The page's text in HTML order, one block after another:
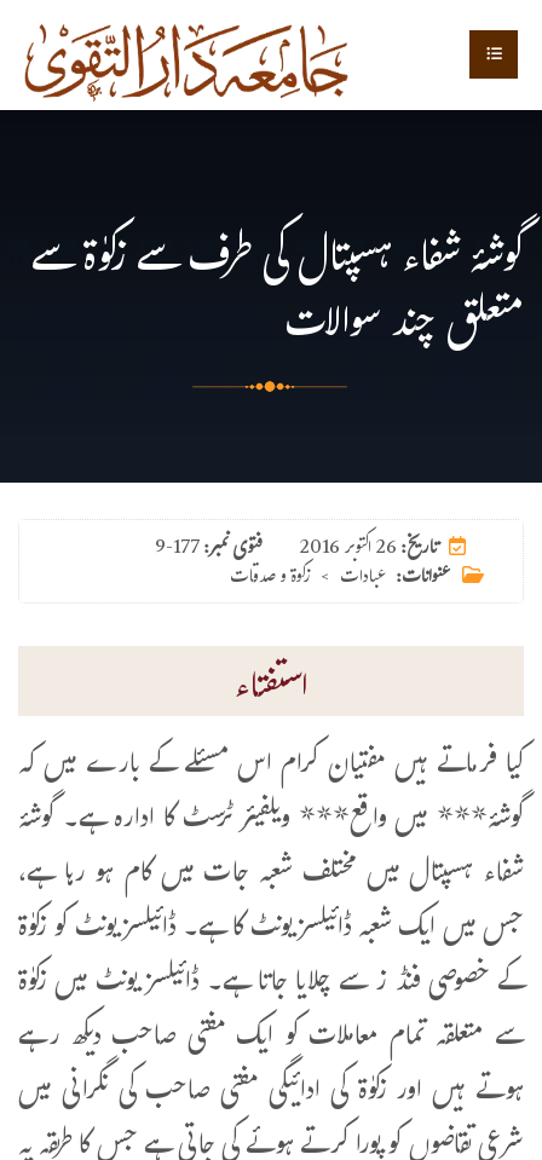
گوشۂ شفاء ہسپتال کی طرف سے زکوٰۃ سے
متعلق چند سوالات
فتوی نمبر:9-177 تاریخ:26 اکتوبر 2016
عنوانات: عبادات > زکوۃ و صدقات
استفتاء
کیا فرماتے ہیں مفتیان کرام اس مسئلے کے بارے میں کہ
گوشۂ*** میں واقع*** ویلفیئر ٹرسٹ کا ادارہ ہے۔ گوشۂ
شفاء ہسپتال میں مختلف شعبہ جات میں کام ہو رہا ہے،
جس میں ایک شعبہ ڈائیلسز یونٹ کا ہے۔ ڈائیلسز یونٹ کو زکوٰۃ
کے خصوصی فنڈ ز سے چلایا جاتا ہے۔ ڈائیلسز یونٹ میں زکوٰۃ
سے متعلقہ تمام معاملات کو ایک مفتی صاحب دیکھ رہے
ہوتے ہیں اور زکوٰۃ کی ادائیگی مفتی صاحب کی نگرانی میں